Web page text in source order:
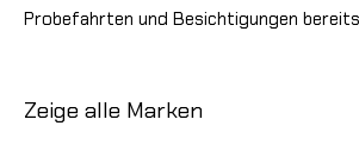
Probefahrten und Besichtigungen
Zeige alle Marken